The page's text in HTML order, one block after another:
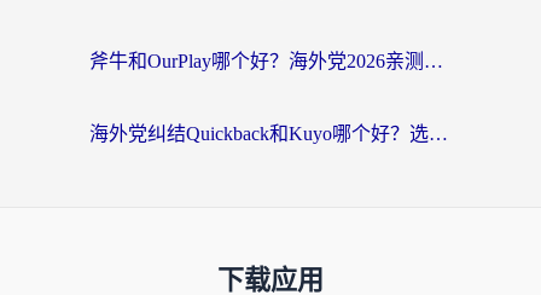
斧牛和OurPlay哪个好？海外党2026亲测：选对加速器，国内资源秒加载
海外党纠结Quickback和Kuyo哪个好？选对回国加速器才能无缝刷国内资源
下载应用